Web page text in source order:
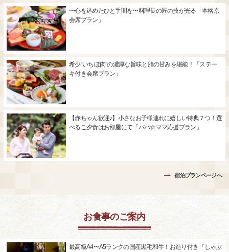
〜心を込めたひと手間を〜料理長の匠の技が光る「本格京
会席プラン」
希少“いちぼ肉”の濃厚な旨味と脂の甘みを堪能！「ステー
キ付き会席プラン」
【赤ちゃん歓迎♪】小さなお子様連れに嬉しい特典７つ！選
べるご夕食はお部屋にて「パパ☆ママ応援プラン」
宿泊プランページへ
お食事のご案内
最高級A4〜A5ランクの国産黒毛和牛！お造り付き『しゃぶ